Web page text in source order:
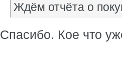
Ждём отчёта о
Спасибо. Кое что